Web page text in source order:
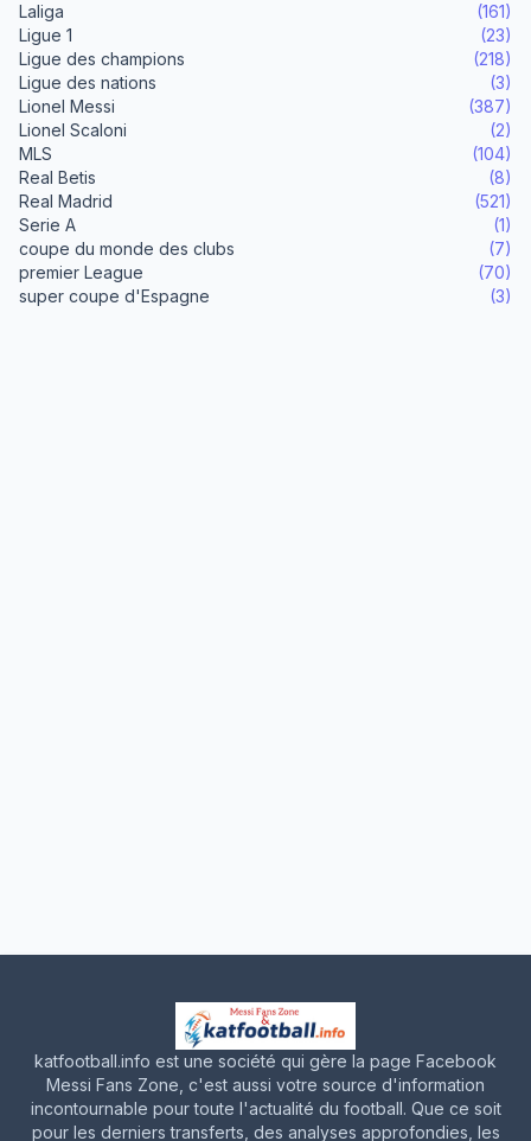
Laliga
(161)
Ligue 1
(23)
Ligue des champions
(218)
Ligue des nations
(3)
Lionel Messi
(387)
Lionel Scaloni
(2)
MLS
(104)
Real Betis
(8)
Real Madrid
(521)
Serie A
(1)
coupe du monde des clubs
(7)
premier League
(70)
super coupe d'Espagne
(3)
katfootball.info est une société qui gère la page Facebook
Messi Fans Zone, c'est aussi votre source d'information
incontournable pour toute l'actualité du football. Que ce soit
pour les derniers transferts, des analyses approfondies, les